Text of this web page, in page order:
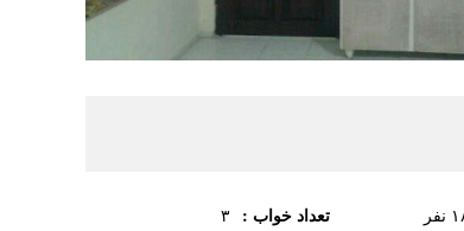
تعداد خواب : ۳